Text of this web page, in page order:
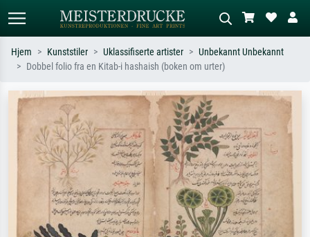
Søk etter kunstner, tittel eller stil – for
eksempel Monet, Stjernenatt,
impresjonisme, Hokusai-bølgen, akt.
Beskriv scenen – for eksempel grønn
eng, abstrakt med mye rødt, mørkt
oljemaleri, stående akt ved et tre.
Hjem Kunststiler Uklassifiserte artister
Unbekannt Unbekannt
Dobbel folio fra en Kitab-i hashaish (boken om urter)